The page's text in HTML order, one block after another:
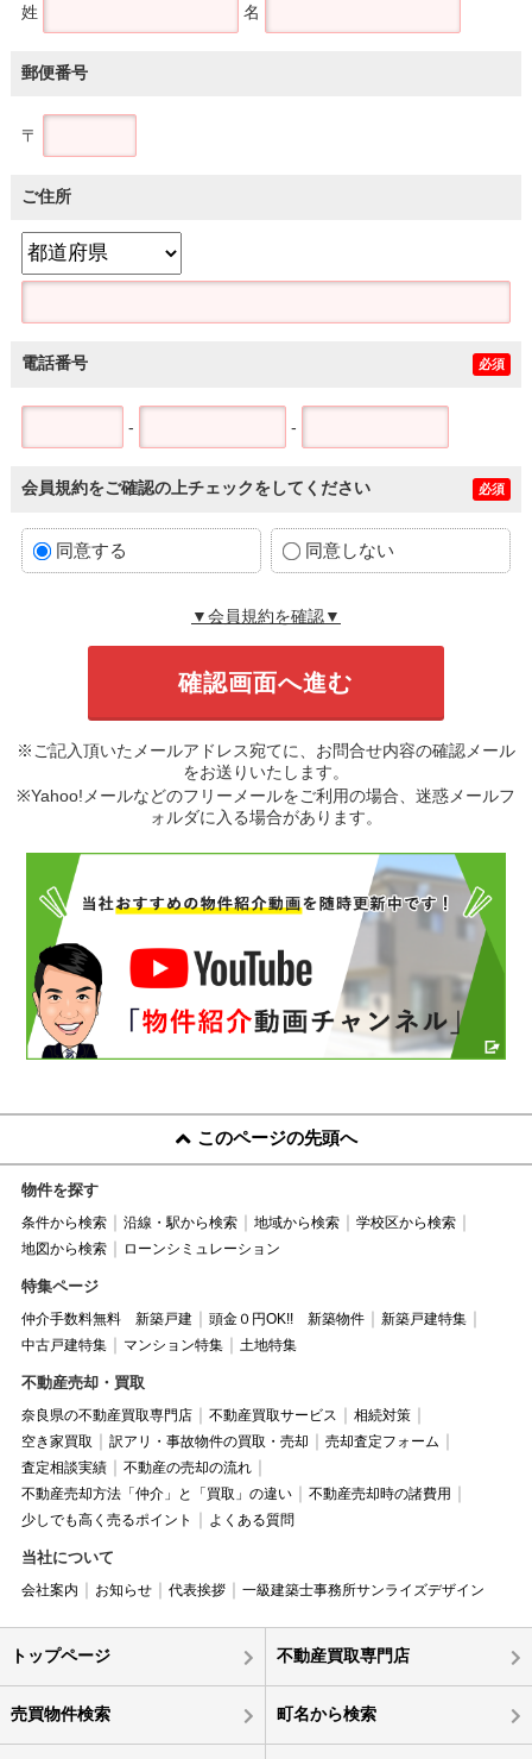
姓 名
郵便番号
〒
ご住所
電話番号 必須
- -
会員規約をご確認の上チェックをしてください 必須
同意する 同意しない
▼会員規約を確認▼
※ご記入頂いたメールアドレス宛てに、お問合せ内容の確認メール
をお送りいたします。
※Yahoo!メールなどのフリーメールをご利用の場合、迷惑メールフ
ォルダに入る場合があります。
このページの先頭へ
物件を探す
条件から検索 沿線・駅から検索 地域から検索
学校区から検索
地図から検索
ローンシミュレーション
特集ページ
仲介手数料無料 新築戸建 頭金０円OK!! 新築物件
新築戸建特集
中古戸建特集
マンション特集 土地特集
不動産売却・買取
奈良県の不動産買取専門店 不動産買取サービス
相続対策
空き家買取
訳アリ・事故物件の買取・売却
売却査定フォーム
査定相談実績
不動産の売却の流れ
不動産売却方法「仲介」と「買取」の違い
不動産売却時の諸費用
少しでも高く売るポイント
よくある質問
当社について
会社案内 お知らせ 代表挨拶 一級建築士事務所サンライズデザイン
トップページ 不動産買取専門店
売買物件検索 町名から検索